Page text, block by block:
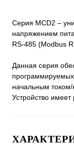
Серия MCD2 –
напряжением
RS-485 (Modbus
Данная серия
начальным
Устройство